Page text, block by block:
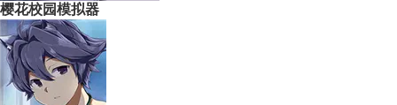
樱花校园模拟器